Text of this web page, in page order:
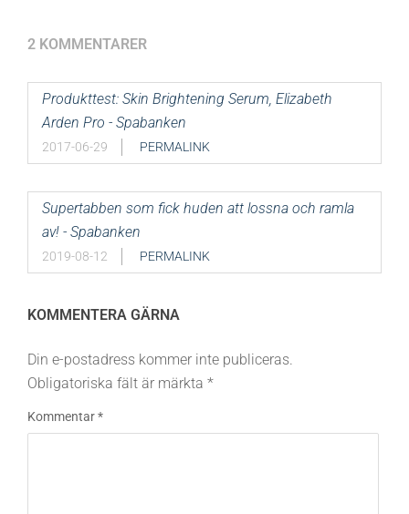
2 KOMMENTARER
Produkttest: Skin Brightening Serum, Elizabeth
Arden Pro - Spabanken
2017-06-29 PERMALINK
Supertabben som fick huden att lossna och ramla
av! - Spabanken
2019-08-12 PERMALINK
KOMMENTERA GÄRNA
Din e-postadress kommer inte publiceras.
Obligatoriska fält är märkta *
Kommentar*